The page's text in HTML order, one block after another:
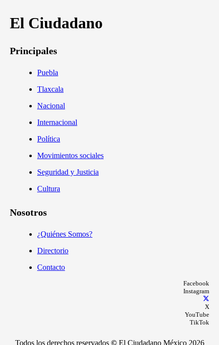
El Ciudadano
Principales
Puebla
Tlaxcala
Nacional
Internacional
Política
Movimientos sociales
Seguridad y Justicia
Cultura
Nosotros
¿Quiénes Somos?
Directorio
Contacto
Facebook
Instagram
X
YouTube
TikTok
Todos los derechos reservados ©El Ciudadano México 2026